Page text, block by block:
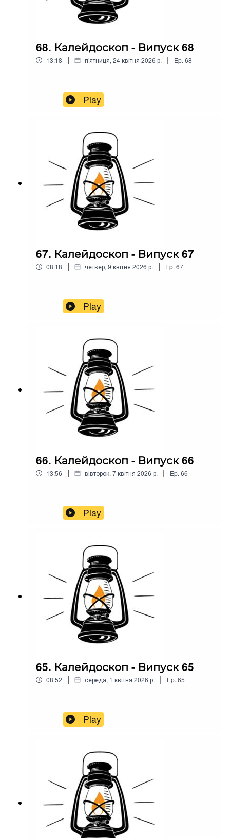
68. Калейдоскоп - Випуск 68
13:18 | пʼятниця, 24 квітня 2026 р. | Ep. 68
Play
67. Калейдоскоп - Випуск 67
08:18 | четвер, 9 квітня 2026 р. | Ep. 67
Play
66. Калейдоскоп - Випуск 66
13:56 | вівторок, 7 квітня 2026 р. | Ep. 66
Play
65. Калейдоскоп - Випуск 65
08:52 | середа, 1 квітня 2026 р. | Ep. 65
Play